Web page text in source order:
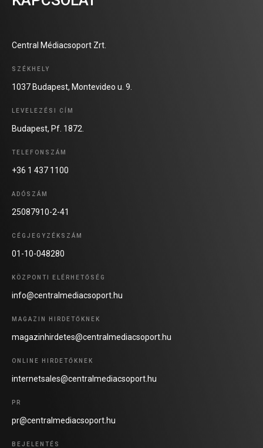
Central Médiacsoport Zrt.
SZÉKHELY
1037 Budapest, Montevideo u. 9.
LEVELEZÉSI CÍM
Budapest, Pf. 1872.
TELEFONSZÁM
+36 1 437 1100
ADÓSZÁM
25087910-2-41
CÉGJEGYZÉKSZÁM
01-10-048280
KÖZPONTI ELÉRHETŐSÉG
info@centralmediacsoport.hu
MAGAZIN HIRDETŐKNEK
magazinhirdetes@centralmediacsoport.hu
ONLINE HIRDETŐKNEK
internetsales@centralmediacsoport.hu
PR
pr@centralmediacsoport.hu
BEJELENTÉS